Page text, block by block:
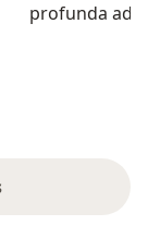
profunda